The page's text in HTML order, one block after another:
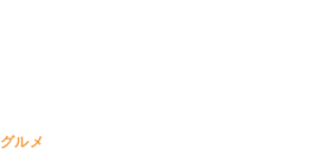
グルメ